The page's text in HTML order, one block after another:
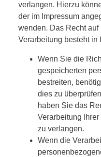
verlangen. Hierzu
der im Impressum
wenden. Das Recht
Verarbeitung besteht in
Wenn Sie die
gespeicherten
bestreiten,
dies zu
haben Sie das
Verarbeitung
zu verlangen.
Wenn die